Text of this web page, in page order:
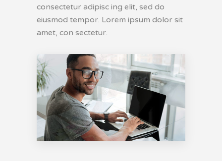
consectetur adipisc ing elit, sed do
eiusmod tempor. Lorem ipsum dolor sit
amet, con sectetur.